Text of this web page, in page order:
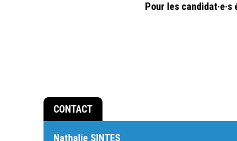
Pour les
CONTACT
Nathalie SINTES